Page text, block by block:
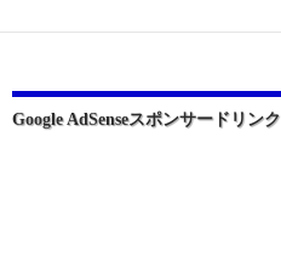
ー
ョ
Google AdSenseスポンサードリンク